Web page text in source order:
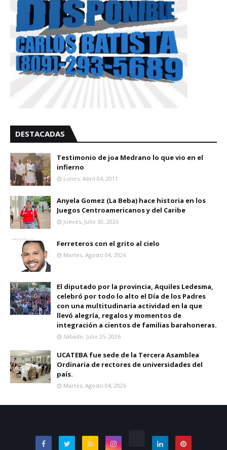
DESTACADAS
Testimonio de joa Medrano lo que vio en el
infierno
Lunes, Abril 04, 2011
Anyela Gomez (La Beba) hace historia en los
Juegos Centroamericanos y del Caribe
Jueves, Julio 30, 2026
Ferreteros con el grito al cielo
Martes, Agosto 04, 2026
El diputado por la provincia, Aquiles Ledesma,
celebró por todo lo alto el Día de los Padres
con una multitudinaria actividad en la que
llevó alegría, regalos y momentos de
integración a cientos de familias barahoneras.
Sábado, Julio 25, 2026
UCATEBA fue sede de la Tercera Asamblea
Ordinaria de rectores de universidades del
país.
Martes, Agosto 04, 2026